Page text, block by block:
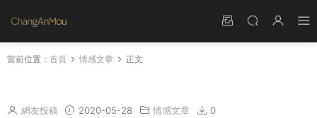
當前位置： 首頁 情感文章 正文
網友投稿 2020-05-28 情感文章 0